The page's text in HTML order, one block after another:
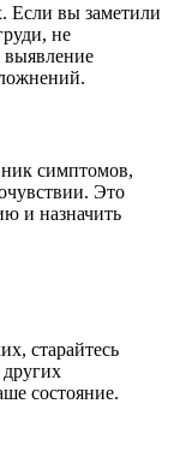
Если вы заметили
не
выявление
симптомов,
Это
и назначить
старайтесь
других
состояние.